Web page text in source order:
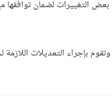
بإجراء التعديلات